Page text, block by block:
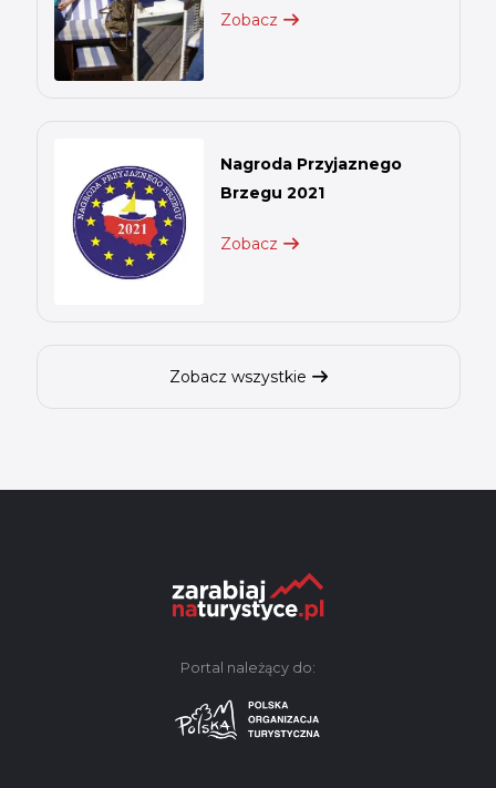
Zobacz
Nagroda Przyjaznego
Brzegu 2021
Zobacz
Zobacz wszystkie
Portal należący do: